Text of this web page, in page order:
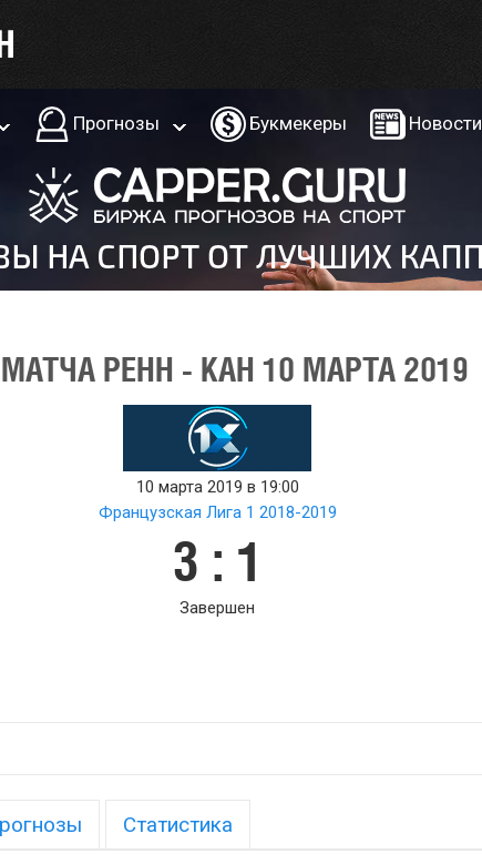
Прогнозы Букмекеры Новости
РЕНН - КАН 10 МАРТА 2019
10 марта 2019 в 19:00
Французская Лига 1 2018-2019
3 : 1
Завершен
Статистика